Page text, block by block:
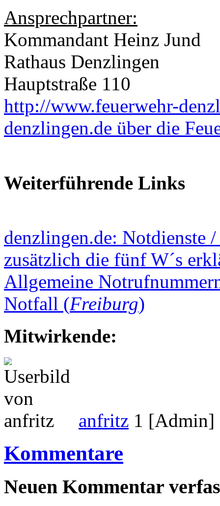
Ansprechpartner:
Kommandant Heinz Jund
Rathaus Denzlingen
Hauptstraße 110
http://www.feuerwehr-
denzlingen.de über die
Weiterführende Links
denzlingen.de: Notdienste
zusätzlich die fünf W´s
Allgemeine
Notfall (Freiburg)
Mitwirkende:
anfritz 1 [Admin]
Kommentare
Neuen Kommentar